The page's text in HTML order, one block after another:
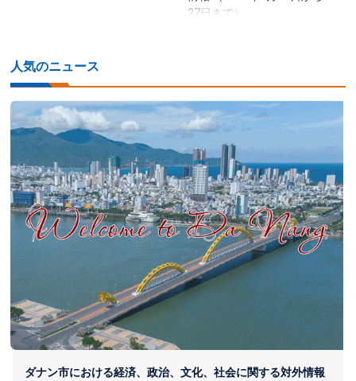
27日まで）
人気のニュース
ダナン市における経済、政治、文化、社会に関する対外情報